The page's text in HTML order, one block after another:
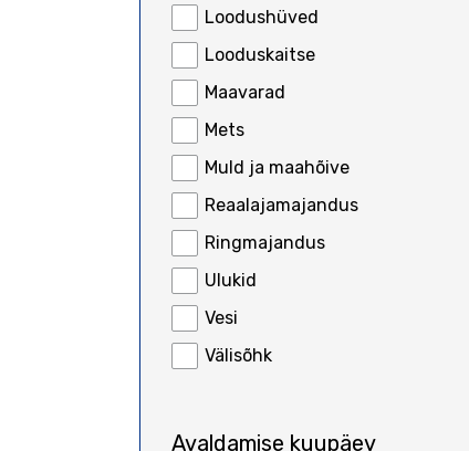
Loodushüved
Looduskaitse
Maavarad
Mets
Muld ja maahõive
Reaalajamajandus
Ringmajandus
Ulukid
Vesi
Välisõhk
Avaldamise kuupäev